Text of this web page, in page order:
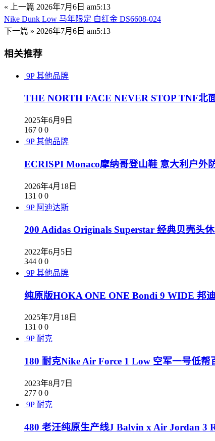
« 上一篇 2026年7月6日 am5:13
Nike Dunk Low 马年限定 白红金 DS6608-024
下一篇 » 2026年7月6日 am5:13
相关推荐
9P 其他品牌
THE NORTH FACE NEVER STOP TNF北
2025年6月9日
167 0 0
9P 其他品牌
ECRISPI Monaco摩纳哥登山鞋 意大利户外
2026年4月18日
131 0 0
9P 阿迪达斯
200 Adidas Originals Superstar 经典贝壳头
2022年6月5日
344 0 0
9P 其他品牌
纯原版HOKA ONE ONE Bondi 9 WIDE 邦
2025年7月18日
131 0 0
9P 耐克
180 耐克Nike Air Force 1 Low 空军一号低
2023年8月7日
277 0 0
9P 耐克
480 老汪纯原生产线J Balvin x Air Jordan 3